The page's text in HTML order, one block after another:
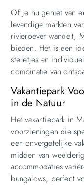
Of je nu geniet van
levendige markten
rivieroever wandelt,
bieden. Het is een
stelletjes en
combinatie van
Vakantiepark
in de Natuur
Het vakantiepark in
voorzieningen die
een onvergetelijke
midden van
accommodaties
bungalows, perfect